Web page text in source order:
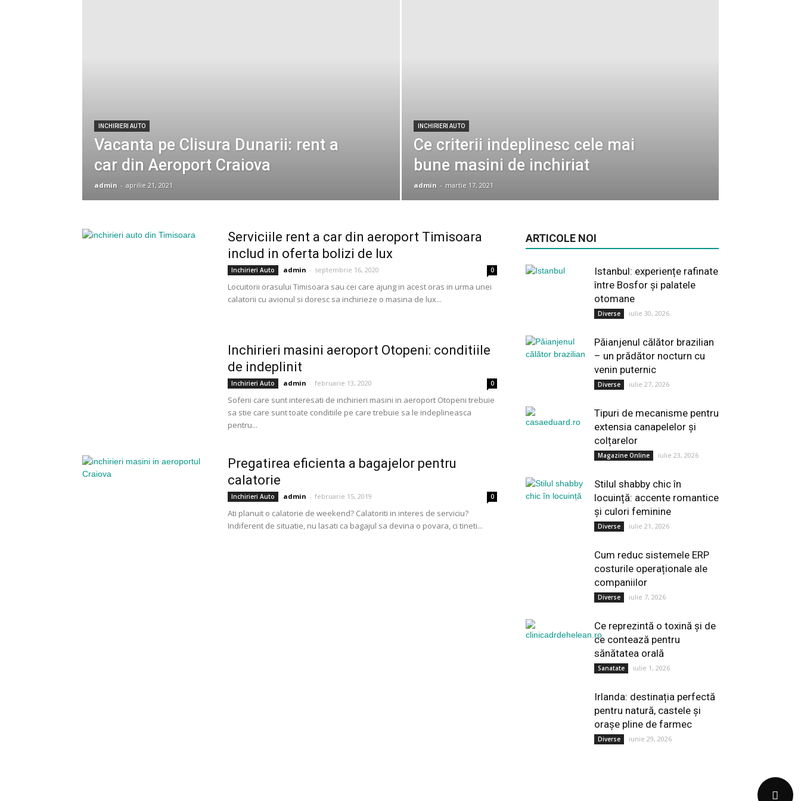
INCHIRIERI AUTO
Vacanta pe Clisura Dunarii: rent a
car din Aeroport Craiova
admin - aprilie 21, 2021
INCHIRIERI AUTO
Ce criterii indeplinesc cele mai
bune masini de inchiriat
admin - martie 17, 2021
Serviciile rent a car din aeroport Timisoara
includ in oferta bolizi de lux
Inchirieri Auto admin - septembrie 16, 2020 0
Locuitorii orasului Timisoara sau cei care ajung in acest oras in urma unei
calatorii cu avionul si doresc sa inchirieze o masina de lux...
Inchirieri masini aeroport Otopeni: conditiile
de indeplinit
Inchirieri Auto admin - februarie 13, 2020 0
Soferii care sunt interesati de inchirieri masini in aeroport Otopeni trebuie
sa stie care sunt toate conditiile pe care trebuie sa le indeplineasca
pentru...
Pregatirea eficienta a bagajelor pentru
calatorie
Inchirieri Auto admin - februarie 15, 2019 0
Ati planuit o calatorie de weekend? Calatoriti in interes de serviciu?
Indiferent de situatie, nu lasati ca bagajul sa devina o povara, ci tineti...
ARTICOLE NOI
Istanbul: experiențe rafinate
între Bosfor și palatele
otomane
Diverse iulie 30, 2026
Păianjenul călător brazilian
– un prădător nocturn cu
venin puternic
Diverse iulie 27, 2026
Tipuri de mecanisme pentru
extensia canapelelor și
colțarelor
Magazine Online iulie 23, 2026
Stilul shabby chic în
locuință: accente romantice
și culori feminine
Diverse iulie 21, 2026
Cum reduc sistemele ERP
costurile operaționale ale
companiilor
Diverse iulie 7, 2026
Ce reprezintă o toxină și de
ce contează pentru
sănătatea orală
Sanatate iulie 1, 2026
Irlanda: destinația perfectă
pentru natură, castele și
orașe pline de farmec
Diverse iunie 29, 2026